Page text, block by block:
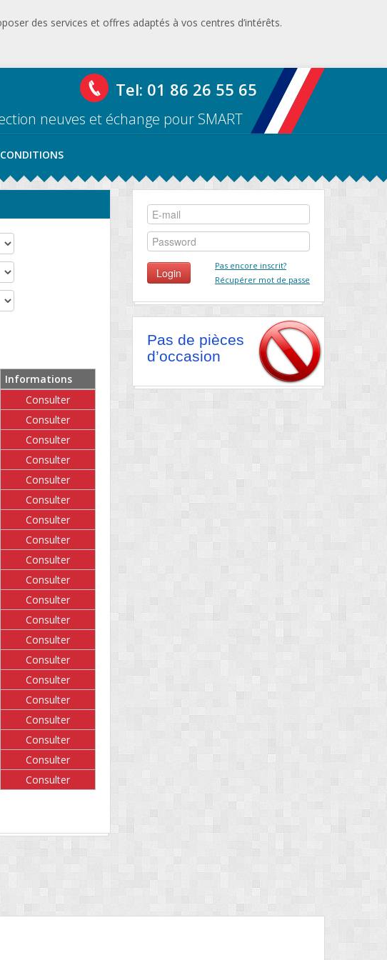
des services et offres adaptés à vos centres d’intérêts.
Tel: 01 86 26 55 65
neuves et échange pour SMART
CONDITIONS
Informations
Consulter
Consulter
Consulter
Consulter
Consulter
Consulter
Consulter
Consulter
Consulter
Consulter
Consulter
Consulter
Consulter
Consulter
Consulter
Consulter
Consulter
Consulter
Consulter
Consulter
Pas encore inscrit?
Récupérer mot de passe
Pas de pièces
d’occasion